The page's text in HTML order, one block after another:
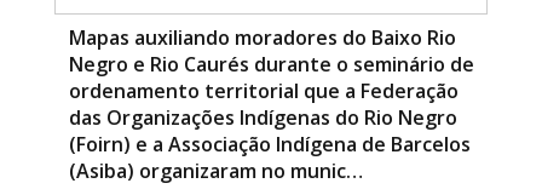
Mapas auxiliando moradores do Baixo Rio
Negro e Rio Caurés durante o seminário de
ordenamento territorial que a Federação
das Organizações Indígenas do Rio Negro
(Foirn) e a Associação Indígena de Barcelos
(Asiba) organizaram no munic…